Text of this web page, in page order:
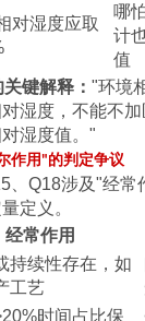
对湿度应取
哪
计
值
键解释： "环境
湿度，不能不
湿度值。"
作用"的判定争议
、Q18涉及"经常
定义。
经常作用
持续性存在，如
工艺
时间占比保